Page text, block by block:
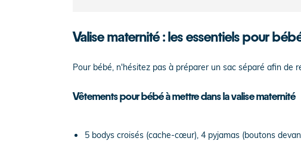
Valise maternité : les essentiels pour
Pour bébé, n'hésitez pas à préparer un sac séparé afin de
Vêtements pour bébé à mettre dans la valise maternité
5 bodys croisés (cache-cœur), 4 pyjamas (boutons